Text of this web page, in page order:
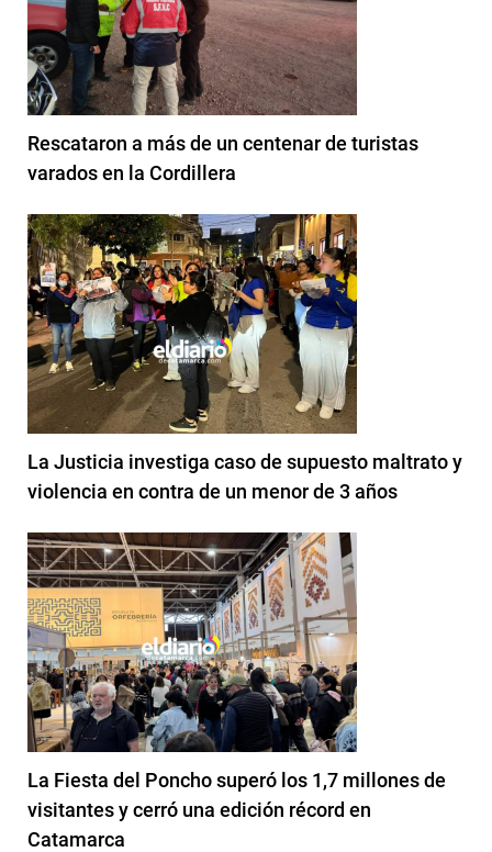
Rescataron a más de un centenar de turistas
varados en la Cordillera
La Justicia investiga caso de supuesto maltrato y
violencia en contra de un menor de 3 años
La Fiesta del Poncho superó los 1,7 millones de
visitantes y cerró una edición récord en
Catamarca